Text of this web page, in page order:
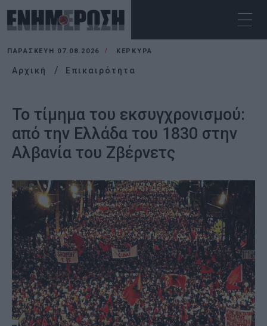
ΠΑΡΑΣΚΕΥΉ 07.08.2026 ΚΕΡΚΥΡΑ
Αρχική Επικαιρότητα
Το τίμημα του εκσυγχρονισμού:
από την Ελλάδα του 1830 στην
Αλβανία του Ζβέρνετς